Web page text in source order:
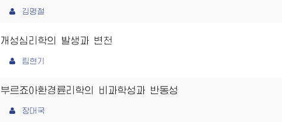
김명철
개성심리학의 발생과 변천
림현기
부르죠아환경륜리학의 비과학성과 반동성
장대국